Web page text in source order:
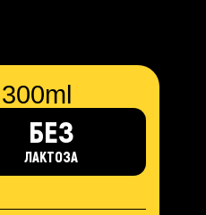
300ml
БЕЗ
ЛАКТОЗА